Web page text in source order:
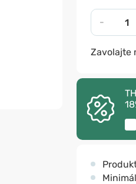
-
Zavolajte